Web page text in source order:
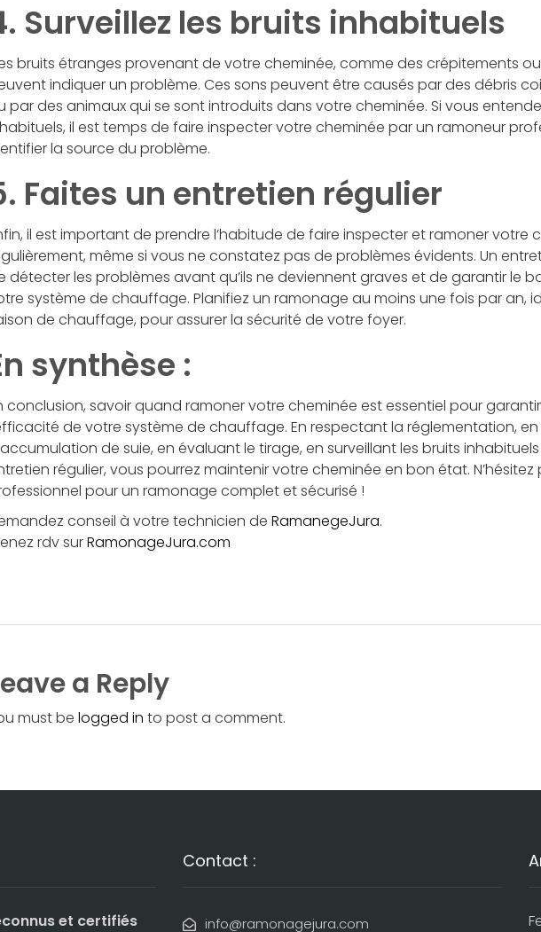
Surveillez les bruits inhabituels
bruits étranges provenant de votre cheminée, comme des crépitements
indiquer un problème. Ces sons peuvent être causés par des débris
par des animaux qui se sont introduits dans votre cheminée. Si vous
il est temps de faire inspecter votre cheminée par un ramoneur
la source du problème.
Faites un entretien régulier
il est important de prendre l’habitude de faire inspecter et ramoner votre
même si vous ne constatez pas de problèmes évidents. Un
détecter les problèmes avant qu’ils ne deviennent graves et de garantir le
système de chauffage. Planifiez un ramonage au moins une fois par an,
de chauffage, pour assurer la sécurité de votre foyer.
synthèse :
conclusion, savoir quand ramoner votre cheminée est essentiel pour
de votre système de chauffage. En respectant la réglementation,
de suie, en évaluant le tirage, en surveillant les bruits
régulier, vous pourrez maintenir votre cheminée en bon état.
pour un ramonage complet et sécurisé !
conseil à votre technicien de RamanegeJura.
rdv surRamonageJura.com
a Reply
must be logged in to post a comment.
et certifiés
Contact :
info@ramonagejura.com